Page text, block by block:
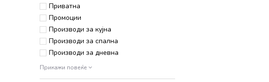
Приватна
Промоции
Производи за кујна
Производи за спална
Производи за дневна
Прикажи повеќе